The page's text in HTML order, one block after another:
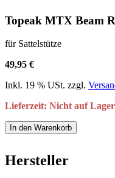
Topeak MTX Beam
für Sattelstütze
49,95 €
Inkl. 19 % USt. zzgl.
Lieferzeit: Nicht auf Lager
In den Warenkorb
Hersteller